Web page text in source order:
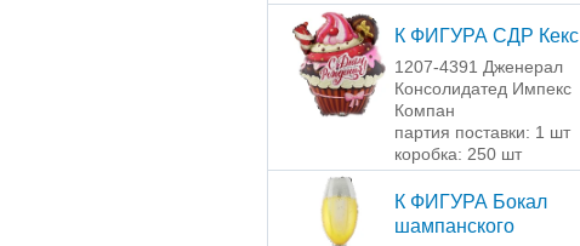
К ФИГУРА СДР Кекс
1207-4391 Дженерал
Консолидатед Импекс
Компан
партия поставки: 1 шт
коробка: 250 шт
К ФИГУРА Бокал
шампанского